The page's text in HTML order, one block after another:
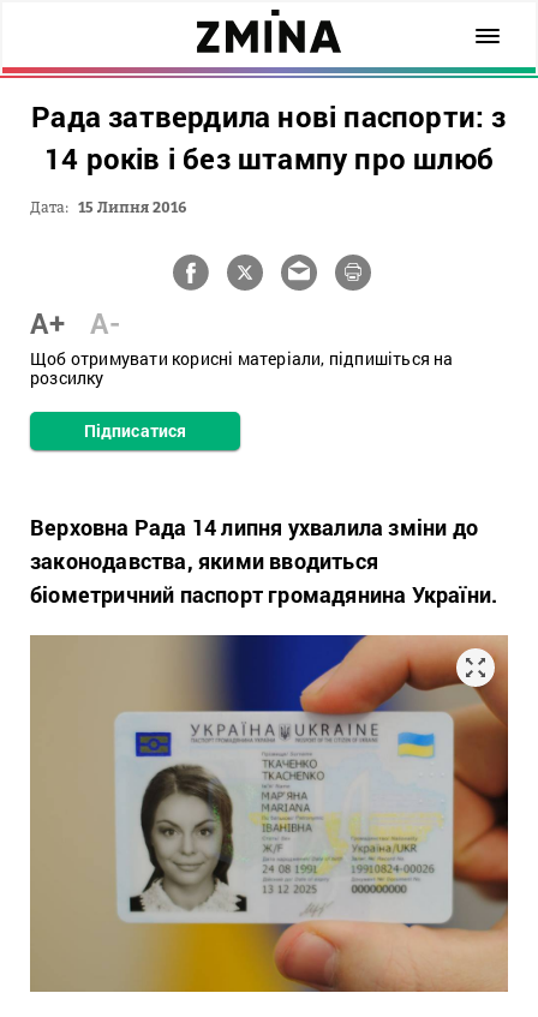
Рада затвердила нові паспорти: з
14 років і без штампу про шлюб
Дата: 15 Липня 2016
A+ A-
Щоб отримувати корисні матеріали, підпишіться на
розсилку
Підписатися
Верховна Рада 14 липня ухвалила зміни до
законодавства, якими вводиться
біометричний паспорт громадянина України.